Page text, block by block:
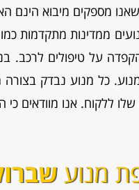
מספקים מיבוא הינם
ממדינות מתקדמות
על טיפולים לרכב.
כל מנוע נבדק
ללקוח. אנו מוודאים
מנוע